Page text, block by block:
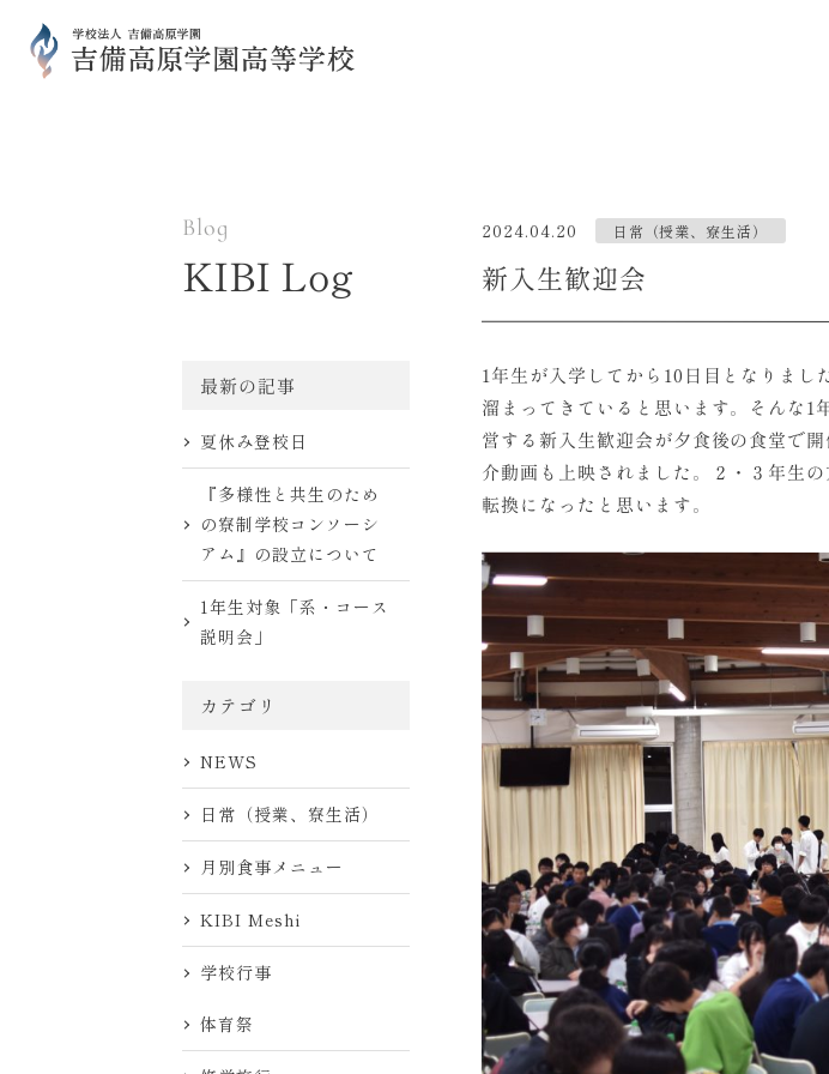
Blog
KIBI Log
最新の記事
夏休み登校日
『多様性と共生のため
の寮制学校コンソーシ
アム』の設立について
1年生対象「系・コース
説明会」
カテゴリ
NEWS
日常（授業、寮生活）
月別食事メニュー
KIBI Meshi
学校行事
体育祭
2024.04.20 日常（授業、寮生活）
新入生歓迎会
1年生が入学してから10日目となりま
溜まってきていると思います。そんな
営する新入生歓迎会が夕食後の食堂で
介動画も上映されました。２・３年生
転換になったと思います。